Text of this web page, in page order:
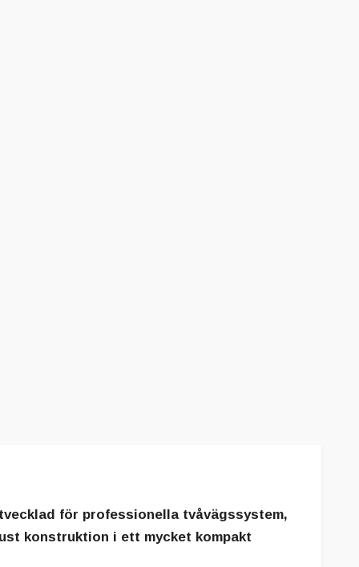
för professionella tvåvägssystem,
konstruktion i ett mycket kompakt